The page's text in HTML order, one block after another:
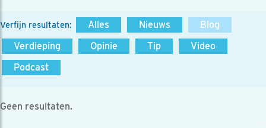
Verfijn resultaten: Alles Nieuws
Blog
Verdieping
Opinie Tip
Video
Podcast
Geen resultaten.